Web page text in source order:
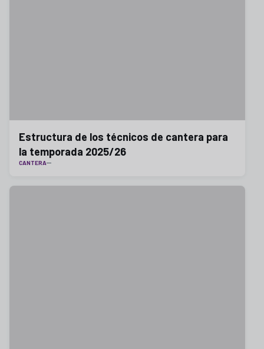
Estructura de los técnicos de cantera para
la temporada 2025/26
CANTERA